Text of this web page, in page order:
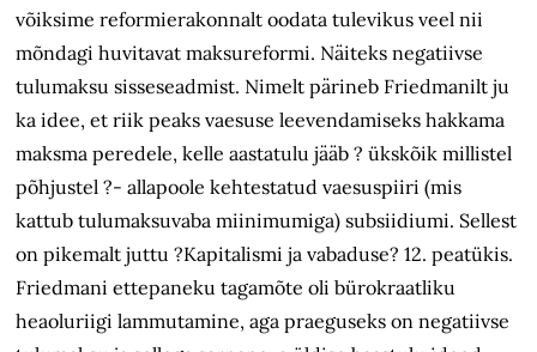
võiksime reformierakonnalt oodata tulevikus veel nii
mõndagi huvitavat maksureformi. Näiteks negatiivse
tulumaksu sisseseadmist. Nimelt pärineb Friedmanilt ju
ka idee, et riik peaks vaesuse leevendamiseks hakkama
maksma peredele, kelle aastatulu jääb ? ükskõik millistel
põhjustel ?- allapoole kehtestatud vaesuspiiri (mis
kattub tulumaksuvaba miinimumiga) subsiidiumi. Sellest
on pikemalt juttu ?Kapitalismi ja vabaduse? 12. peatükis.
Friedmani ettepaneku tagamõte oli bürokraatliku
heaoluriigi lammutamine, aga praeguseks on negatiivse